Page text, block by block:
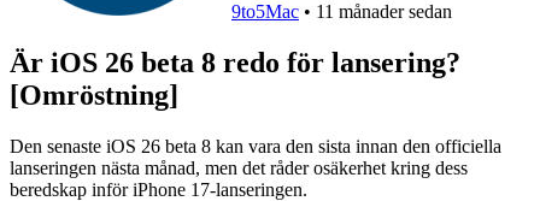
9to5Mac • 11 månader sedan
Är iOS 26 beta 8 redo för lansering?
[Omröstning]
Den senaste iOS 26 beta 8 kan vara den sista innan den officiella
lanseringen nästa månad, men det råder osäkerhet kring dess
beredskap inför iPhone 17-lanseringen.